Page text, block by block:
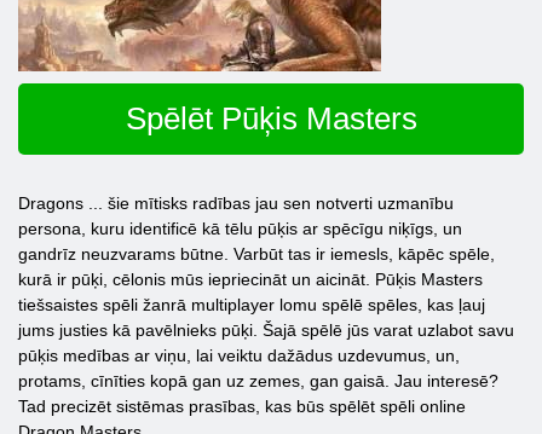
Spēlēt Pūķis Masters
Dragons ... šie mītisks radības jau sen notverti uzmanību
persona, kuru identificē kā tēlu pūķis ar spēcīgu niķīgs, un
gandrīz neuzvarams būtne. Varbūt tas ir iemesls, kāpēc spēle,
kurā ir pūķi, cēlonis mūs iepriecināt un aicināt. Pūķis Masters
tiešsaistes spēli žanrā multiplayer lomu spēlē spēles, kas ļauj
jums justies kā pavēlnieks pūķi. Šajā spēlē jūs varat uzlabot savu
pūķis medības ar viņu, lai veiktu dažādus uzdevumus, un,
protams, cīnīties kopā gan uz zemes, gan gaisā. Jau interesē?
Tad precizēt sistēmas prasības, kas būs spēlēt spēli online